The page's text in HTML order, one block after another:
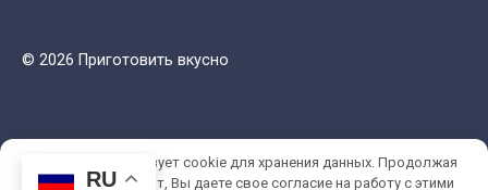
© 2026 Приготовить вкусно
RU
Этот сайт использует cookie для хранения данных. Продолжая
использовать сайт, Вы даете свое согласие на работу с этими